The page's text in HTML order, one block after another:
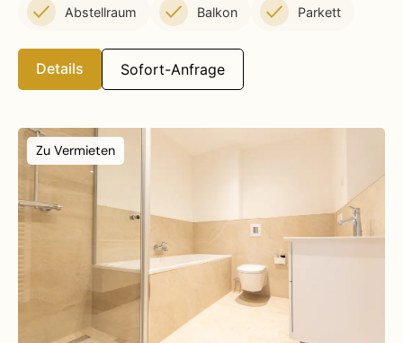
Abstellraum Balkon Parkett
Details Sofort-Anfrage
Zu Vermieten